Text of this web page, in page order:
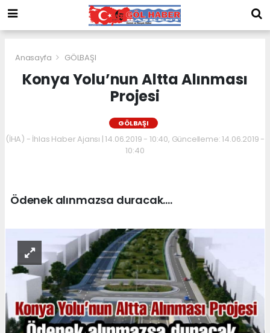
Anasayfa GÖLBAŞI
Konya Yolu’nun Altta Alınması
Projesi
GÖLBAŞI
(İHA) - İhlas Haber Ajansı | 14.06.2019 - 10:40, Güncelleme: 14.06.2019 -
10:40
Ödenek alınmazsa duracak….